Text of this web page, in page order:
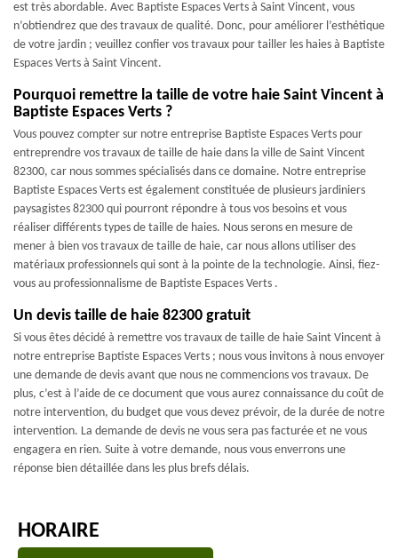
est très abordable. Avec Baptiste Espaces Verts à Saint Vincent, vous
n’obtiendrez que des travaux de qualité. Donc, pour améliorer l’esthétique
de votre jardin ; veuillez confier vos travaux pour tailler les haies à Baptiste
Espaces Verts à Saint Vincent.
Pourquoi remettre la taille de votre haie Saint Vincent à
Baptiste Espaces Verts ?
Vous pouvez compter sur notre entreprise Baptiste Espaces Verts pour
entreprendre vos travaux de taille de haie dans la ville de Saint Vincent
82300, car nous sommes spécialisés dans ce domaine. Notre entreprise
Baptiste Espaces Verts est également constituée de plusieurs jardiniers
paysagistes 82300 qui pourront répondre à tous vos besoins et vous
réaliser différents types de taille de haies. Nous serons en mesure de
mener à bien vos travaux de taille de haie, car nous allons utiliser des
matériaux professionnels qui sont à la pointe de la technologie. Ainsi, fiez-
vous au professionnalisme de Baptiste Espaces Verts .
Un devis taille de haie 82300 gratuit
Si vous êtes décidé à remettre vos travaux de taille de haie Saint Vincent à
notre entreprise Baptiste Espaces Verts ; nous vous invitons à nous envoyer
une demande de devis avant que nous ne commencions vos travaux. De
plus, c’est à l’aide de ce document que vous aurez connaissance du coût de
notre intervention, du budget que vous devez prévoir, de la durée de notre
intervention. La demande de devis ne vous sera pas facturée et ne vous
engagera en rien. Suite à votre demande, nous vous enverrons une
réponse bien détaillée dans les plus brefs délais.
HORAIRE